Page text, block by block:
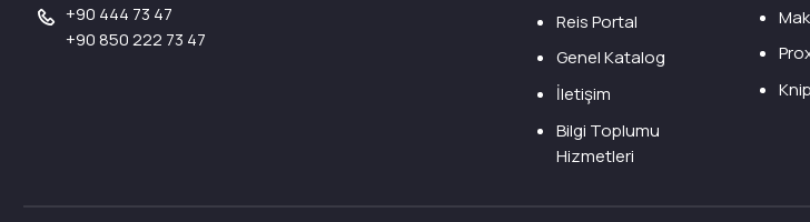
+90 444 73 47
+90 850 222 73 47
Reis Portal
Genel Katalog
İletişim
Bilgi Toplumu
Hizmetleri